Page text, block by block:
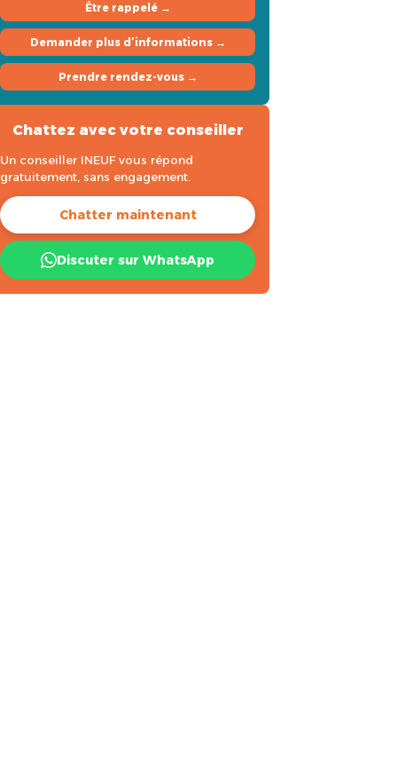
Être rappelé →
Demander plus d’informations →
Prendre rendez-vous →
Chattez avec votre conseiller
Un conseiller INEUF vous répond
gratuitement, sans engagement.
Chatter maintenant
Discuter sur WhatsApp